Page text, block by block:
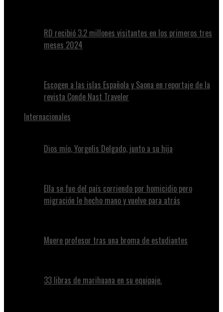
RD recibió 3.2 millones visitantes en los primeros tres
meses 2024
Escogen a las islas Española y Saona en reportaje de la
revista Conde Nast Traveler
Internacionales
Dios mío, Yorgelis Delgado, junto a su hija
Ella se fue del país corriendo por homicidio pero
migración le hecho mano y vuelve para atrás
Muere profesor tras una broma de estudiantes
33 libras de marihuana en su equipaje.